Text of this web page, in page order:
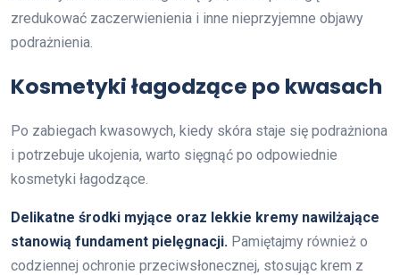
zredukować zaczerwienienia i inne nieprzyjemne objawy
podrażnienia.
Kosmetyki łagodzące po kwasach
Po zabiegach kwasowych, kiedy skóra staje się podrażniona
i potrzebuje ukojenia, warto sięgnąć po odpowiednie
kosmetyki łagodzące.
Delikatne środki myjące oraz lekkie kremy nawilżające
stanowią fundament pielęgnacji. Pamiętajmy również o
codziennej ochronie przeciwsłonecznej, stosując krem z